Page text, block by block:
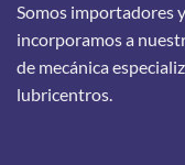
Somos importadores
incorporamos a
de mecánica
lubricentros.